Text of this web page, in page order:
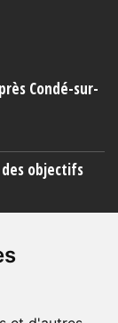
Condé-sur-
objectifs
»